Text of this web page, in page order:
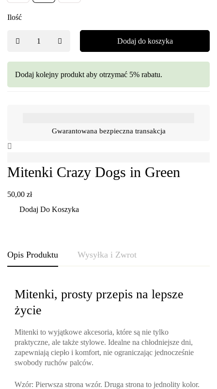
Ilość
Dodaj do koszyka
Dodaj kolejny produkt aby otrzymać 5% rabatu.
Gwarantowana bezpieczna transakcja
Mitenki Crazy Dogs in Green
50,00 zł
Dodaj Do Koszyka
Opis Produktu Wysyłka i Zwrot
Mitenki, prosty przepis na lepsze
życie
Mitenki to wyjątkowe akcesoria, które są nie tylko
praktyczne, ale także stylowe. Idealne na chłodniejsze dni,
zapewniają ciepło i komfort, nie ograniczając jednocześnie
swobody ruchów palców.
Wzór: Pierwsza strona wzór. Druga strona to jednolity kolor.